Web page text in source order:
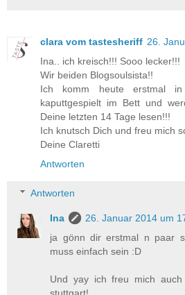
clara vom tastesheriff 26.
Ina.. ich kreisch!!! Sooo lecker!!!
Wir beiden Blogsoulsista!!
Ich komm heute erstmal
kaputtgespielt im Bett und
Deine letzten 14 Tage lesen!!!
Ich knutsch Dich und freu mich
Deine Claretti
Antworten
Antworten
Ina
26. Januar 2014 um
ja gönn dir erstmal n paar
muss einfach sein :D
Und yay ich freu mich